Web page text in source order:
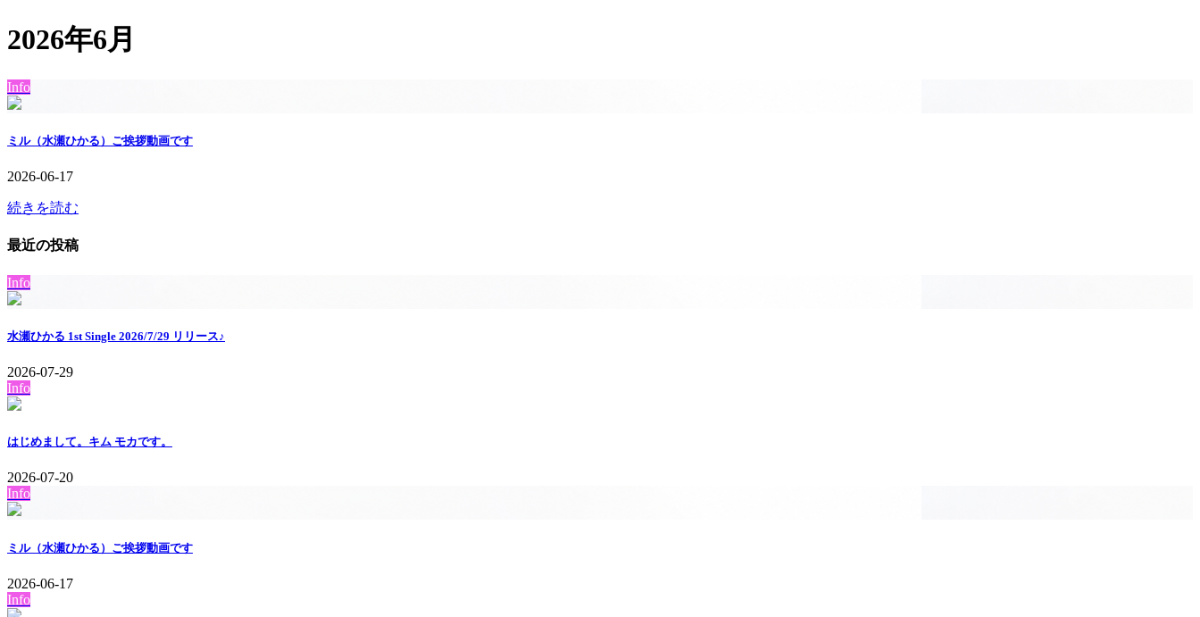
2026年6月
Info
ミル（水瀬ひかる）ご挨拶動画です
2026-06-17
続きを読む
最近の投稿
Info
水瀬ひかる 1st Single 2026/7/29 リリース♪
2026-07-29
Info
はじめまして。キム モカです。
2026-07-20
Info
ミル（水瀬ひかる）ご挨拶動画です
2026-06-17
Info